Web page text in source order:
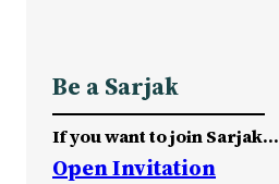
Be a Sarjak
If you want to join Sarjak…
Open Invitation